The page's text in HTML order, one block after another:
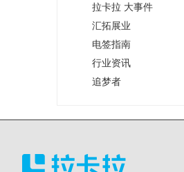
拉卡拉 大事件
汇拓展业
电签指南
行业资讯
追梦者